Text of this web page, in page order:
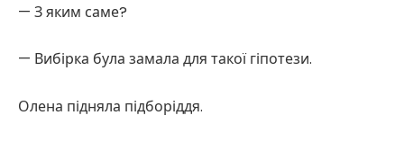
— З яким саме?
— Вибірка була замала для такої гіпотези.
Олена підняла підборіддя.